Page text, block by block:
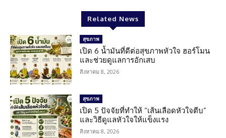
Related News
สุขภาพ
เปิด 6 น้ำมันที่ดีต่อสุขภาพหัวใจ ฮอร์โมน
และช่วยดูแลการอักเสบ
สิงหาคม 8, 2026
สุขภาพ
เปิด 5 ปัจจัยที่ทำให้ “เส้นเลือดหัวใจตีบ”
และวิธีดูแลหัวใจให้แข็งแรง
สิงหาคม 8, 2026